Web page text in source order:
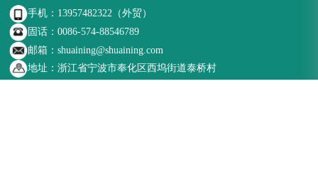
手机：13957482322（外贸）
固话：0086-574-88546789
邮箱：shuaining@shuaining.com
地址：浙江省宁波市奉化区西坞街道泰桥村